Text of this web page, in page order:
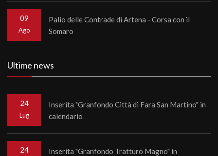
09
Ago
Palio delle Contrade di Artena - Corsa con il
Somaro
Ultime news
24
Lug
Inserita "Granfondo Città di Fara San Martino" in
calendario
24
Inserita "Granfondo Tratturo Magno" in